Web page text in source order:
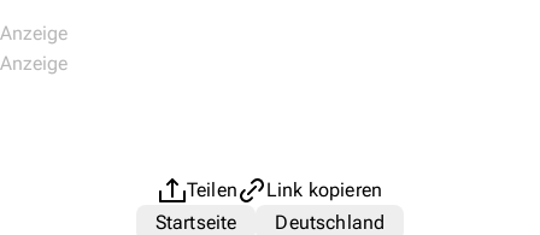
Teilen
Link kopieren
Startseite
Deutschland